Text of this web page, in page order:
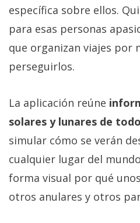
específica sobre ellos.
para esas personas
que organizan viajes por
perseguirlos.
La aplicación reúne
solares y lunares de
simular cómo se verán
cualquier lugar del
forma visual por qué
otros anulares y otros